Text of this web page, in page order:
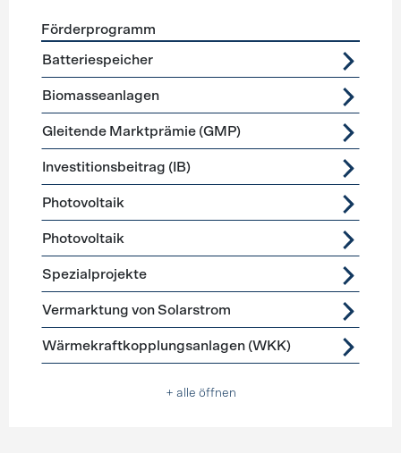
Förderprogramme
Förderprogramm
Batteriespeicher
Biomasseanlagen
Gleitende Marktprämie (GMP)
Investitionsbeitrag (IB)
Photovoltaik
Photovoltaik
Spezialprojekte
Vermarktung von Solarstrom
Wärmekraftkopplungsanlagen (WKK)
+ alle öffnen